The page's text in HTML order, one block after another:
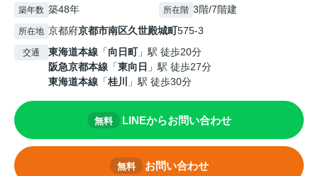
築年数 築48年 所在階 3階/7階建
所在地 京都府京都市南区久世殿城町575-3
交通 東海道本線 「向日町」駅 徒歩20分
阪急京都本線 「東向日 」駅 徒歩27分
東海道本線 「桂川 」駅 徒歩30分
無料 LINEからお問い合わせ
無料 お問い合わせ